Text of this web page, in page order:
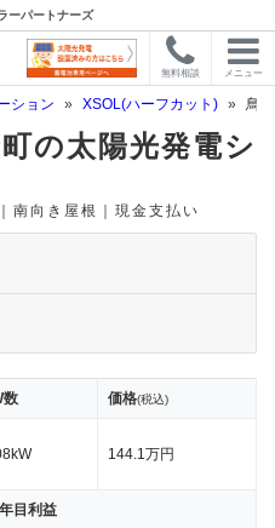
ーパートナーズ
無料相談 メニュー
ション » XSOL(ハーフカット) » 鳥
の太陽光発電シ
向き屋根｜現金支払い
数 価格(税込)
144.1万円
目利益